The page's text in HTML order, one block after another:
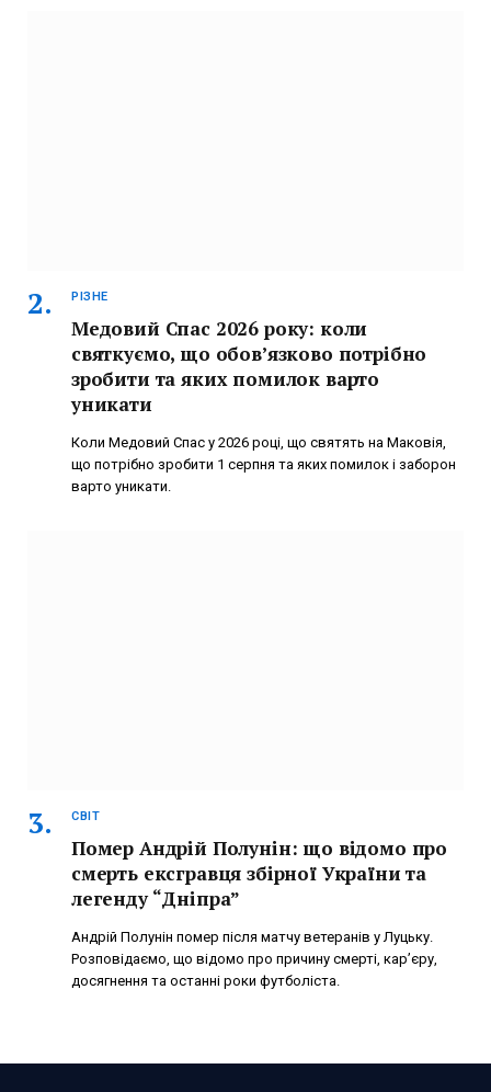
РІЗНЕ
Медовий Спас 2026 року: коли
святкуємо, що обов’язково потрібно
зробити та яких помилок варто
уникати
Коли Медовий Спас у 2026 році, що святять на Маковія,
що потрібно зробити 1 серпня та яких помилок і заборон
варто уникати.
СВІТ
Помер Андрій Полунін: що відомо про
смерть ексгравця збірної України та
легенду “Дніпра”
Андрій Полунін помер після матчу ветеранів у Луцьку.
Розповідаємо, що відомо про причину смерті, кар’єру,
досягнення та останні роки футболіста.